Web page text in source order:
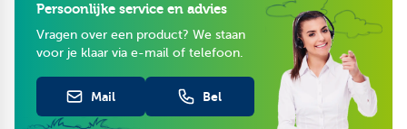
Persoonlijke service en advies
Vragen over een product? We staan
voor je klaar via e-mail of telefoon.
Mail Bel